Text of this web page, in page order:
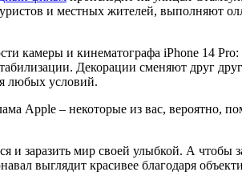
и местных жителей, выполняют
камеры и кинематографа iPhone 14
Декорации сменяют друг
любых условий.
Apple – некоторые из вас,
и заразить мир своей улыбкой. А
выглядит красивее благодаря